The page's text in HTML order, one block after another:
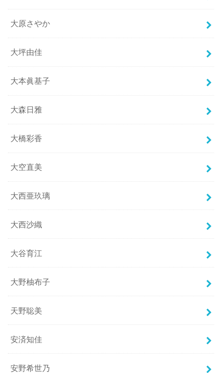
大原さやか
大坪由佳
大本眞基子
大森日雅
大橋彩香
大空直美
大西亜玖璃
大西沙織
大谷育江
大野柚布子
天野聡美
安済知佳
安野希世乃